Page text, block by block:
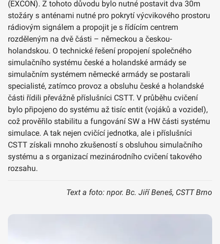
(EXCON). Z tohoto důvodu bylo nutné postavit dva 30m
stožáry s anténami nutné pro pokrytí výcvikového prostoru
rádiovým signálem a propojit je s řídícím centrem
rozděleným na dvě části – německou a českou-
holandskou. O technické řešení propojení společného
simulačního systému české a holandské armády se
simulačním systémem německé armády se postarali
specialisté, zatímco provoz a obsluhu české a holandské
části řídili převážně příslušníci CSTT. V průběhu cvičení
bylo připojeno do systému až tisíc entit (vojáků a vozidel),
což prověřilo stabilitu a fungování SW a HW části systému
simulace. A tak nejen cvičící jednotka, ale i příslušníci
CSTT získali mnoho zkušeností s obsluhou simulačního
systému a s organizací mezinárodního cvičení takového
rozsahu.
Text a foto: npor. Bc. Jiří Beneš, CSTT Brno